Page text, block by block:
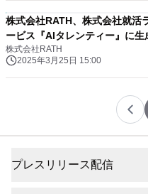
株式会社RATH、株式会社就活
ービス『AIタレンティー』に
株式会社RATH
2025年3月25日 15:00
プレスリリース配信